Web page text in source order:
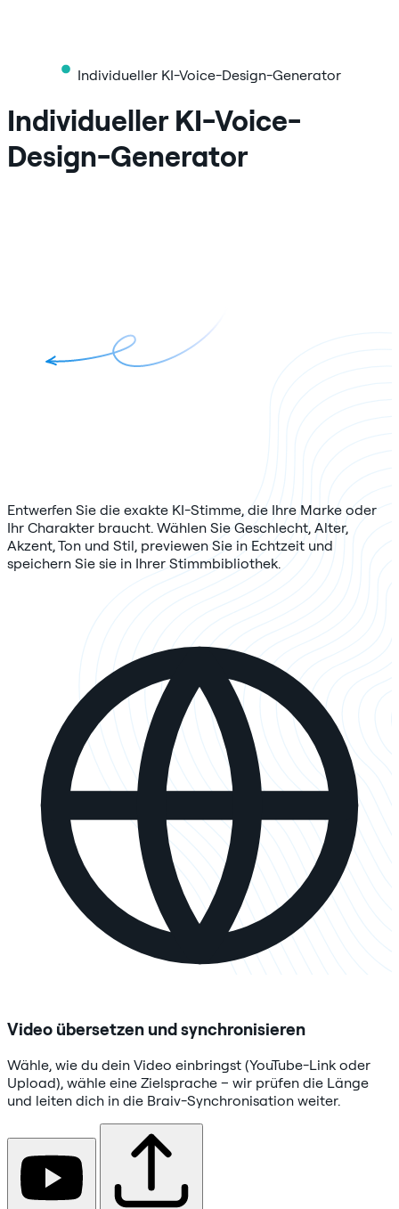
Individueller KI-Voice-Design-Generator
Individueller KI-Voice-
Design-Generator
Entwerfen Sie die exakte KI-Stimme, die Ihre Marke oder
Ihr Charakter braucht. Wählen Sie Geschlecht, Alter,
Akzent, Ton und Stil, previewen Sie in Echtzeit und
speichern Sie sie in Ihrer Stimmbibliothek.
Video übersetzen und synchronisieren
Wähle, wie du dein Video einbringst (YouTube-Link oder
Upload), wähle eine Zielsprache – wir prüfen die Länge
und leiten dich in die Braiv-Synchronisation weiter.